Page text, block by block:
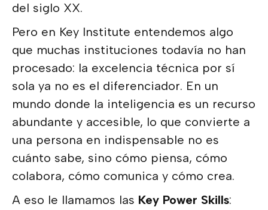
del siglo XX.
Pero en Key Institute entendemos algo
que muchas instituciones todavía no han
procesado: la excelencia técnica por sí
sola ya no es el diferenciador. En un
mundo donde la inteligencia es un recurso
abundante y accesible, lo que convierte a
una persona en indispensable no es
cuánto sabe, sino cómo piensa, cómo
colabora, cómo comunica y cómo crea.
A eso le llamamos las Key Power Skills: